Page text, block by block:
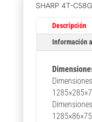
SHARP 4T-
Descripción
Información